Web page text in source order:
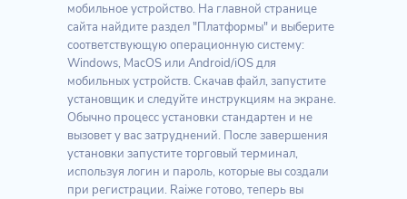
мобильное устройство. На главной странице
сайта найдите раздел "Платформы" и выберите
соответствующую операционную систему:
Windows, MacOS или Android/iOS для
мобильных устройств. Скачав файл, запустите
установщик и следуйте инструкциям на экране.
Обычно процесс установки стандартен и не
вызовет у вас затруднений. После завершения
установки запустите торговый терминал,
используя логин и пароль, которые вы создали
при регистрации. Raiже готово, теперь вы